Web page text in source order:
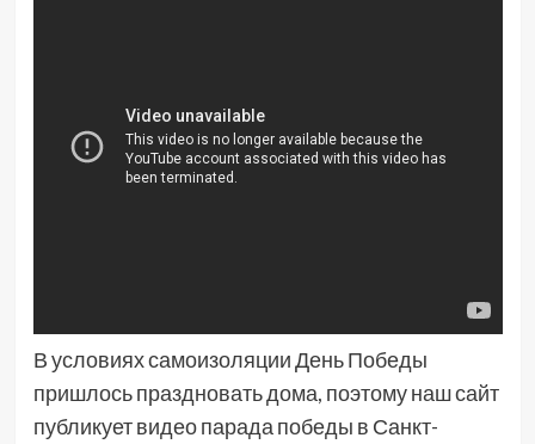
В условиях самоизоляции День Победы
пришлось праздновать дома, поэтому наш сайт
публикует видео парада победы в Санкт-